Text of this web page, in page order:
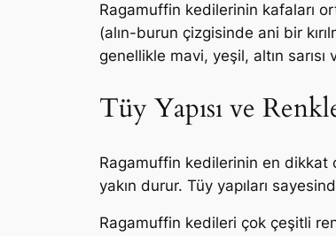
Ragamuffin kedilerinin kafaları
(alın-burun çizgisinde ani bir
genellikle mavi, yeşil, altın
Tüy Yapısı ve
Ragamuffin kedilerinin en dikkat
yakın durur. Tüy yapıları
Ragamuffin kedileri çok çeşitli